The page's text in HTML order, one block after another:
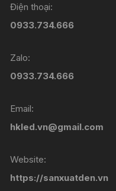
Điện thoại:
0933.734.666
Zalo:
0933.734.666
Email:
hkled.vn@gmail.com
Website:
https://sanxuatden.vn